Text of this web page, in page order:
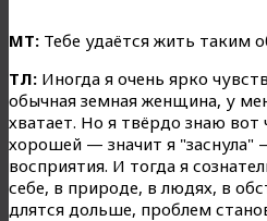
МТ: Тебе удаётся жить таким
ТЛ: Иногда я очень ярко
обычная земная женщина, у
хватает. Но я твёрдо знаю вот
хорошей — значит я "заснула"
восприятия. И тогда я
себе, в природе, в людях, в
длятся дольше, проблем